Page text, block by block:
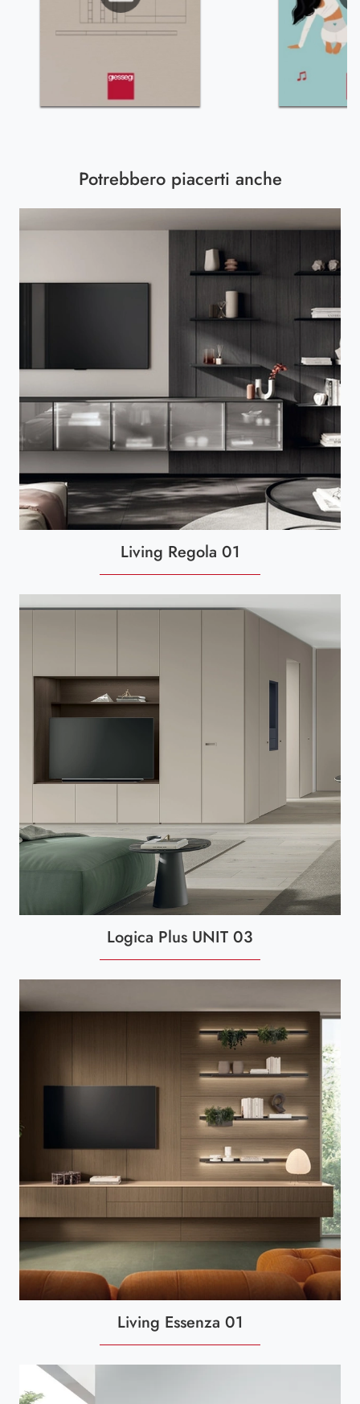
Potrebbero piacerti anche
Living Regola 01
Logica Plus UNIT 03
Living Essenza 01